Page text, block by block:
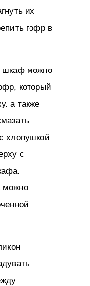
их
гофр в
шкаф можно
который
а также
хлопушкой
с
можно